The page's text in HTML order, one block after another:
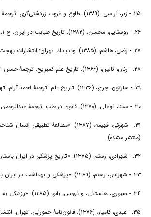
۲۵. - زنر، آر سی. (۱۳۸۹). طلوع و غروب زردشتی‌گری. ترجمۀ تیمور قادری، چ. سوم، تهران: انتشارات امیرکبیر.
۲۶. - روستایی، محسن، (۱۳۸۲). تاریخ طبابت در ایران. ج ۱، تهران: انتشارات سازمان اسناد و کتابخانه ملی جمهوری اسلامی ایران
۲۷. - رضی، هاشم، (۱۳۸۵). وندیداد. تهران: انتشارات بهجت.
۲۸. - رنان، کالین، (۱۳۶۶). تاریخ علم کمبریج. ترجمۀ حسن افشار، تهران: نشر مرکز.
۲۹. - سارتون، جرج، (۱۳۳۶). تاریخ علم. ترجمۀ احمد آرام، تهران: چ. چهارم، انتشارات سروش.
۳۰. - سینا، ابوعلی، (۱۳۷۰). قانون در طب. ترجمۀ عبدالرحمن شرفکندی، کتاب سوم، بخش اول، چاپ هه ژار.
۳۱. - شهرکی، فهیمه، (۱۳۸۷).
(منتشر مشده).
۳۲. - شهزادی، رستم، (۱۳۷۵). «تاریخ پزشکی در ایران باستان». مجموعه مقالات کنگره بین‌المللی تاریخ پزشکی در اسلام و ایران، ج. ۲. تهران: انتشارات مؤسسه دانش و پژوهش ایران.
۳۳. - شهزادی، رستم، (۱۳۸۹). «پزشکی و بهداشت در ایران باستان». مجلۀ پشوتن، ۱: ۵-۲۱.
۳۴. - صبوری، هلستانی، و نرجس، بانو، (۱۳۸۵). «پزشکی به روایت کتاب‌های سوم و هشتم دینکرد». پایان‌نامۀ کارشناسی‌ارشد، دانشگاه تهران، تهران (منتشر مشده).
۳۵. - عبدی، کامیار، (۱۳۷۶). قانون‌نامۀ حمورابی. تهران: انتشارات سازمان میراث‌فرهنگی کشور.